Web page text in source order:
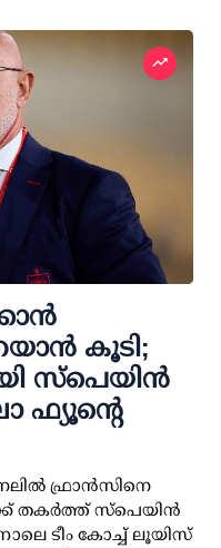
കൂടി;
സ്പെയിൻ
ഫ്യൂന്റെ
ഫ്രാൻസിനെ
തകർത്ത് സ്പെയിൻ
ടീം കോച്ച് ലൂയിസ്